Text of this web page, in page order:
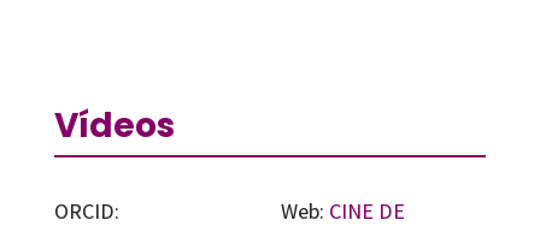
Vídeos
ORCID:
Web: CINE DE